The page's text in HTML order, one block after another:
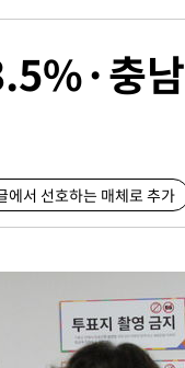
충
에서 선호하는 매체로 추가